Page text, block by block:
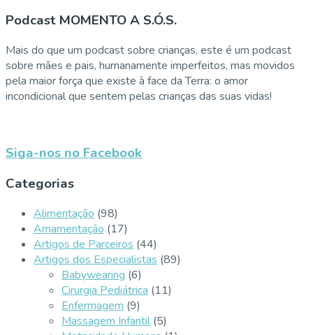
Podcast MOMENTO A S.Ó.S.
Mais do que um podcast sobre crianças, este é um podcast
sobre mães e pais, humanamente imperfeitos, mas movidos
pela maior força que existe à face da Terra: o amor
incondicional que sentem pelas crianças das suas vidas!
Siga-nos no Facebook
Categorias
Alimentação (98)
Amamentação (17)
Artigos de Parceiros (44)
Artigos dos Especialistas (89)
Babywearing (6)
Cirurgia Pediátrica (11)
Enfermagem (9)
Massagem Infantil (5)